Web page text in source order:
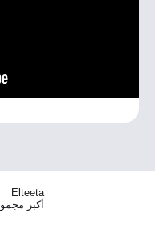
Elteeta
أكبر